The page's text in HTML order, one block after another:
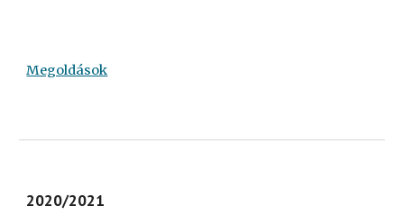
Megoldások
2020/2021